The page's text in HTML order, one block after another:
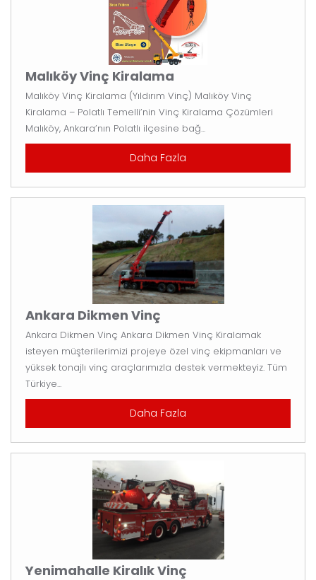
Malıköy Vinç Kiralama
Malıköy Vinç Kiralama (Yıldırım Vinç) Malıköy Vinç
Kiralama – Polatlı Temelli’nin Vinç Kiralama Çözümleri
Malıköy, Ankara’nın Polatlı ilçesine bağ...
Daha Fazla
Ankara Dikmen Vinç
Ankara Dikmen Vinç Ankara Dikmen Vinç Kiralamak
isteyen müşterilerimizi projeye özel vinç ekipmanları ve
yüksek tonajlı vinç araçlarımızla destek vermekteyiz. Tüm
Türkiye...
Daha Fazla
Yenimahalle Kiralık Vinç